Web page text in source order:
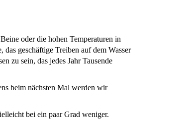
oder die hohen Temperaturen in
geschäftige Treiben auf dem Wasser
zu sein, das jedes Jahr Tausende
beim nächsten Mal werden wir
bei ein paar Grad weniger.